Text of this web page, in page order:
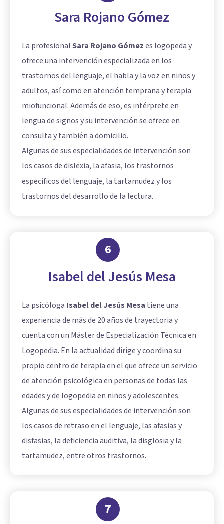
Sara Rojano Gómez
La profesionalSara Rojano Gómezes logopeda y
ofrece una intervención especializada en los
trastornos del lenguaje, el habla y la voz en niños y
adultos, así como en atención temprana y terapia
miofuncional. Además de eso, es intérprete en
lengua de signos y su intervención se ofrece en
consulta y también a domicilio.
Algunas de sus especialidades de intervención son
los casos de dislexia, la afasia, los trastornos
específicos del lenguaje, la tartamudez y los
trastornos del desarrollo de la lectura.
6
Isabel del Jesús Mesa
La psicóloga Isabel del Jesús Mesa tiene una
experiencia de más de 20 años de trayectoria y
cuenta con un Máster de Especialización Técnica en
Logopedia. En la actualidad dirige y coordina su
propio centro de terapia en el que ofrece un servicio
de atención psicológica en personas de todas las
edades y de logopedia en niños y adolescentes.
Algunas de sus especialidades de intervención son
los casos de retraso en el lenguaje, las afasias y
disfasias, la deficiencia auditiva, la disglosia y la
tartamudez, entre otros trastornos.
7